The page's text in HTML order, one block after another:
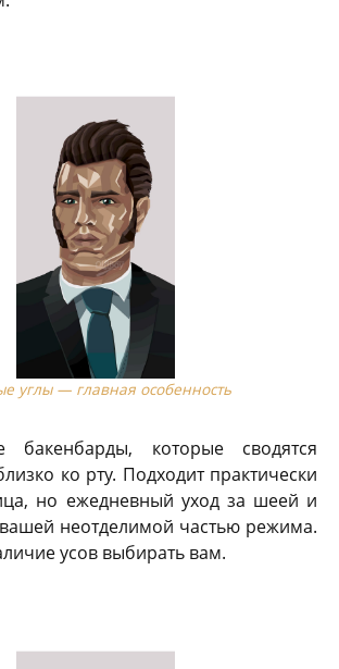
углы — главная особенность
бакенбарды, которые сводятся
ко рту. Подходит практически
но ежедневный уход за шеей и
неотделимой частью режима.
усов выбирать вам.